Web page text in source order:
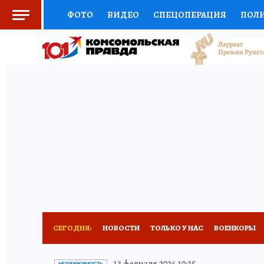
ФОТО ВИДЕО СПЕЦОПЕРАЦИЯ
СОЦПОДДЕРЖКА НАУКА СПЕЦПРОЕКТЫ
СЕГОДНЯ: НОВОСТИ ТОЛЬКО У НАС ВОЕНКОРЫ
ОТДЫХ В РОССИИ ЗАПОВЕДНАЯ РОССИЯ